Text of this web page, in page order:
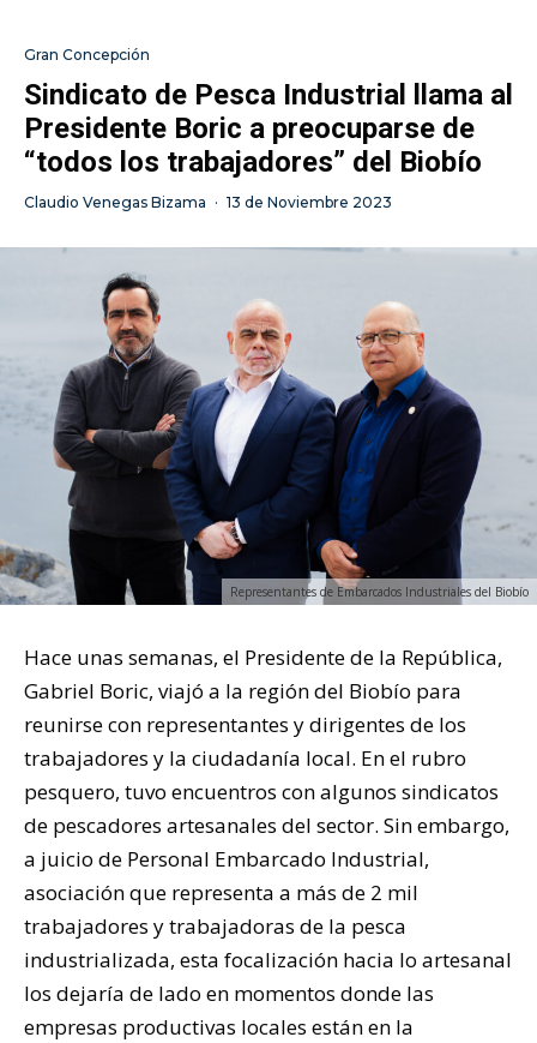
Gran Concepción
Sindicato de Pesca Industrial llama al
Presidente Boric a preocuparse de
“todos los trabajadores” del Biobío
Claudio Venegas Bizama · 13 de Noviembre 2023
Representantes de Embarcados Industriales del Biobío
Hace unas semanas, el Presidente de la República,
Gabriel Boric, viajó a la región del Biobío para
reunirse con representantes y dirigentes de los
trabajadores y la ciudadanía local. En el rubro
pesquero, tuvo encuentros con algunos sindicatos
de pescadores artesanales del sector. Sin embargo,
a juicio de Personal Embarcado Industrial,
asociación que representa a más de 2 mil
trabajadores y trabajadoras de la pesca
industrializada, esta focalización hacia lo artesanal
los dejaría de lado en momentos donde las
empresas productivas locales están en la